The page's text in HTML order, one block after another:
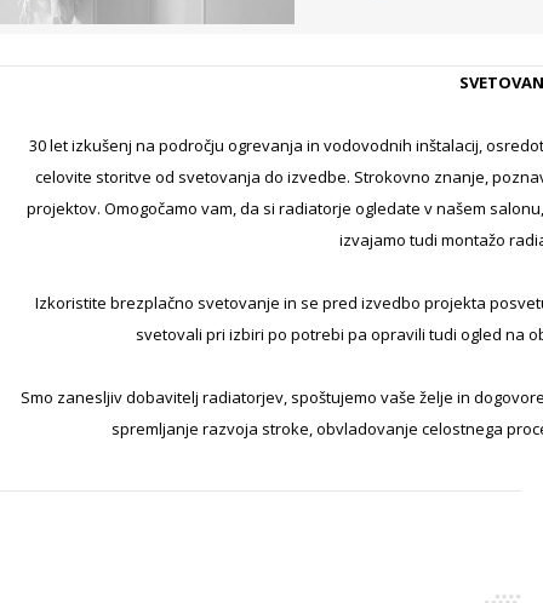
30 let izkušenj na področju ogrevanja in vodovodnih inštalacij,
celovite storitve od svetovanja do izvedbe. Strokovno znanje,
projektov. Omogočamo vam, da si radiatorje ogledate v našem
izvajamo tudi montažo
Izkoristite brezplačno svetovanje in se pred izvedbo projekta
svetovali pri izbiri po potrebi pa opravili tudi ogled na
Smo zanesljiv dobavitelj radiatorjev, spoštujemo vaše želje in
spremljanje razvoja stroke, obvladovanje celostnega